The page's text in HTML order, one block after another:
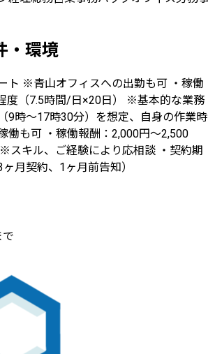
・環境
ト ※青山オフィスへの出勤も可 ・稼働
度（7.5時間/日×20日） ※基本的な業務
9時～17時30分）を想定、自身の作業時
働も可 ・稼働報酬：2,000円～2,500
スキル、ご経験により応相談 ・契約期
月契約、1ヶ月前告知）